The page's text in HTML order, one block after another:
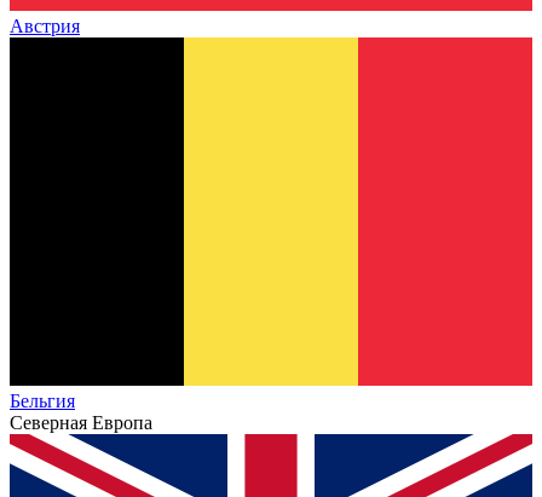
Австрия
Бельгия
Северная Европа